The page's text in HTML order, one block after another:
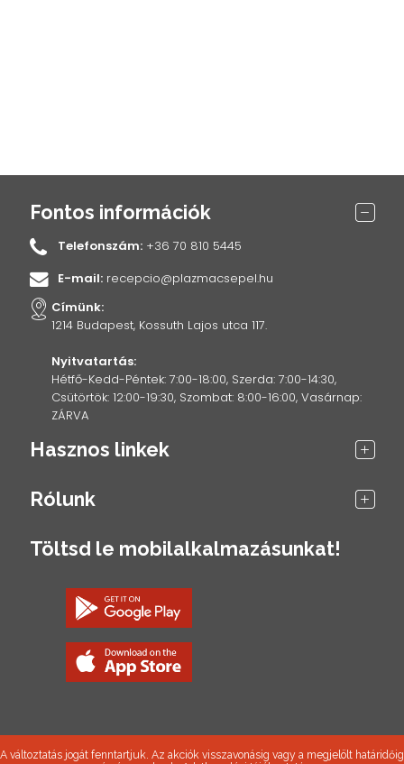
Fontos információk
Telefonszám: +36 70 810 5445
E-mail: recepcio@plazmacsepel.hu
Címünk:
1214 Budapest, Kossuth Lajos utca 117.
Nyitvatartás:
Hétfő-Kedd-Péntek: 7:00-18:00, Szerda: 7:00-14:30,
Csütörtök: 12:00-19:30, Szombat: 8:00-16:00, Vasárnap:
ZÁRVA
Hasznos linkek
Rólunk
Töltsd le mobilalkalmazásunkat!
A változtatás jogát fenntartjuk. Az akciók visszavonásig vagy a megjelölt határidőig